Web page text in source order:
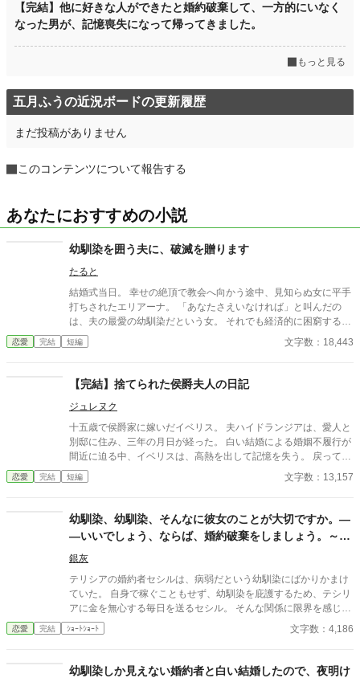
初回完結日時 2022.11.18 00:12
年間ポイント 2,135 pt (65,568 位)
【完結】他に好きな人ができたと婚約破棄して、一方的にいなく
なった男が、記憶喪失になって帰ってきました。
もっと見る
五月ふうの近況ボードの更新履歴
まだ投稿がありません
このコンテンツについて報告する
あなたにおすすめの小説
幼馴染を囲う夫に、破滅を贈ります
たると
結婚式当日。 幸せの絶頂で教会へ向かう途中、見知らぬ女に平手
打ちされたエリアーナ。 「あなたさえいなければ」と叫んだの
は、夫の最愛の幼馴染だという女。 それでも経済的に困窮する実
家を救うため、エリアーナは泣き寝入りするしかなかった。
恋愛 完結 短編 文字数：18,443
【完結】捨てられた侯爵夫人の日記
ジュレヌク
十五歳で侯爵家に嫁いだイベリス。 夫ハイドランジアは、愛人と
別邸に住み、三年の月日が経った。 白い結婚による婚姻不履行が
間近に迫る中、イベリスは、高熱を出して記憶を失う。 戻ってき
た夫は、妻に仕える侍女アリッサムから、いない月日の間書き綴
られた日記を手渡される。 そこには、出会った日から自分を恋し
なり、美しく成長した妻を前に、ハイドランジアは、心が揺ら
ぐ。 自分への恋心を忘れてしまったとしても、これ程までに思っ
てくれていたのなら、また、愛を育めるのではないのか？ 様々な
人間の思いが交錯し、物語は、思わぬ方向へと進んでいく。
恋愛 完結 短編 文字数：13,157
幼馴染、幼馴染、そんなに彼女のことが大切ですか。―
―いいでしょう、ならば、婚約破棄をしましょう。～病
弱な幼馴染の彼女は、実は……～
銀灰
テリシアの婚約者セシルは、病弱だという幼馴染にばかりかまけ
ていた。 自身で稼ぐこともせず、幼馴染を庇護するため、テシリ
アに金を無心する毎日を送るセシル。 そんな関係に限界を感じ、
テリシアはセシルに婚約破棄を突き付けた。 テリシアに見捨てら
れたセシルは、てっきりその幼馴染と添い遂げると思われたが―
た！？ はたして、物語の結末は――？
恋愛 完結 ｼｮｰﾄｼｮｰﾄ 文字数：4,186
幼馴染しか見えない婚約者と白い結婚したので、夜明け